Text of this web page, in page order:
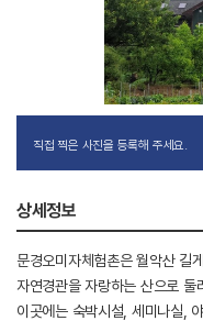
직접 찍은 사진을 등록해 주세요.
상세정보
문경오미자체험촌은 월악산 길
자연경관을 자랑하는 산으로
이곳에는 숙박시설, 세미나실,